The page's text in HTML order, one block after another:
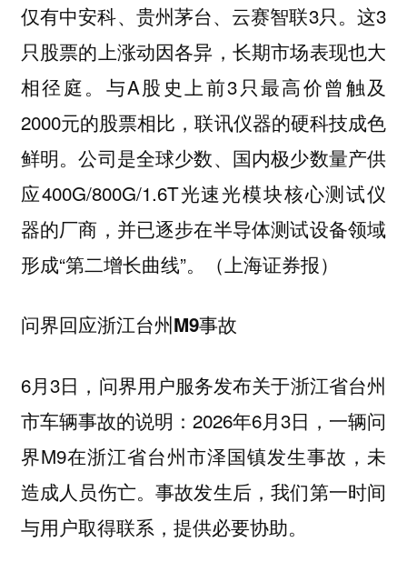
仅有中安科、贵州茅台、云赛智联3只。这3
只股票的上涨动因各异，长期市场表现也大
相径庭。与A股史上前3只最高价曾触及
2000元的股票相比，联讯仪器的硬科技成色
鲜明。公司是全球少数、国内极少数量产供
应400G/800G/1.6T光速光模块核心测试仪
器的厂商，并已逐步在半导体测试设备领域
形成“第二增长曲线”。（上海证券报）
问界回应浙江台州M9事故
6月3日，问界用户服务发布关于浙江省台州
市车辆事故的说明：2026年6月3日，一辆问
界M9在浙江省台州市泽国镇发生事故，未
造成人员伤亡。事故发生后，我们第一时间
与用户取得联系，提供必要协助。